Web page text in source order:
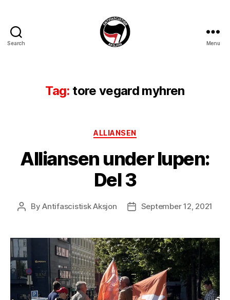
Search Menu
Tag: tore vegard myhren
Categories
ALLIANSEN
Alliansen under lupen:
Del 3
PostByAntifascistisk Aksjon
PostSeptember 12, 2021